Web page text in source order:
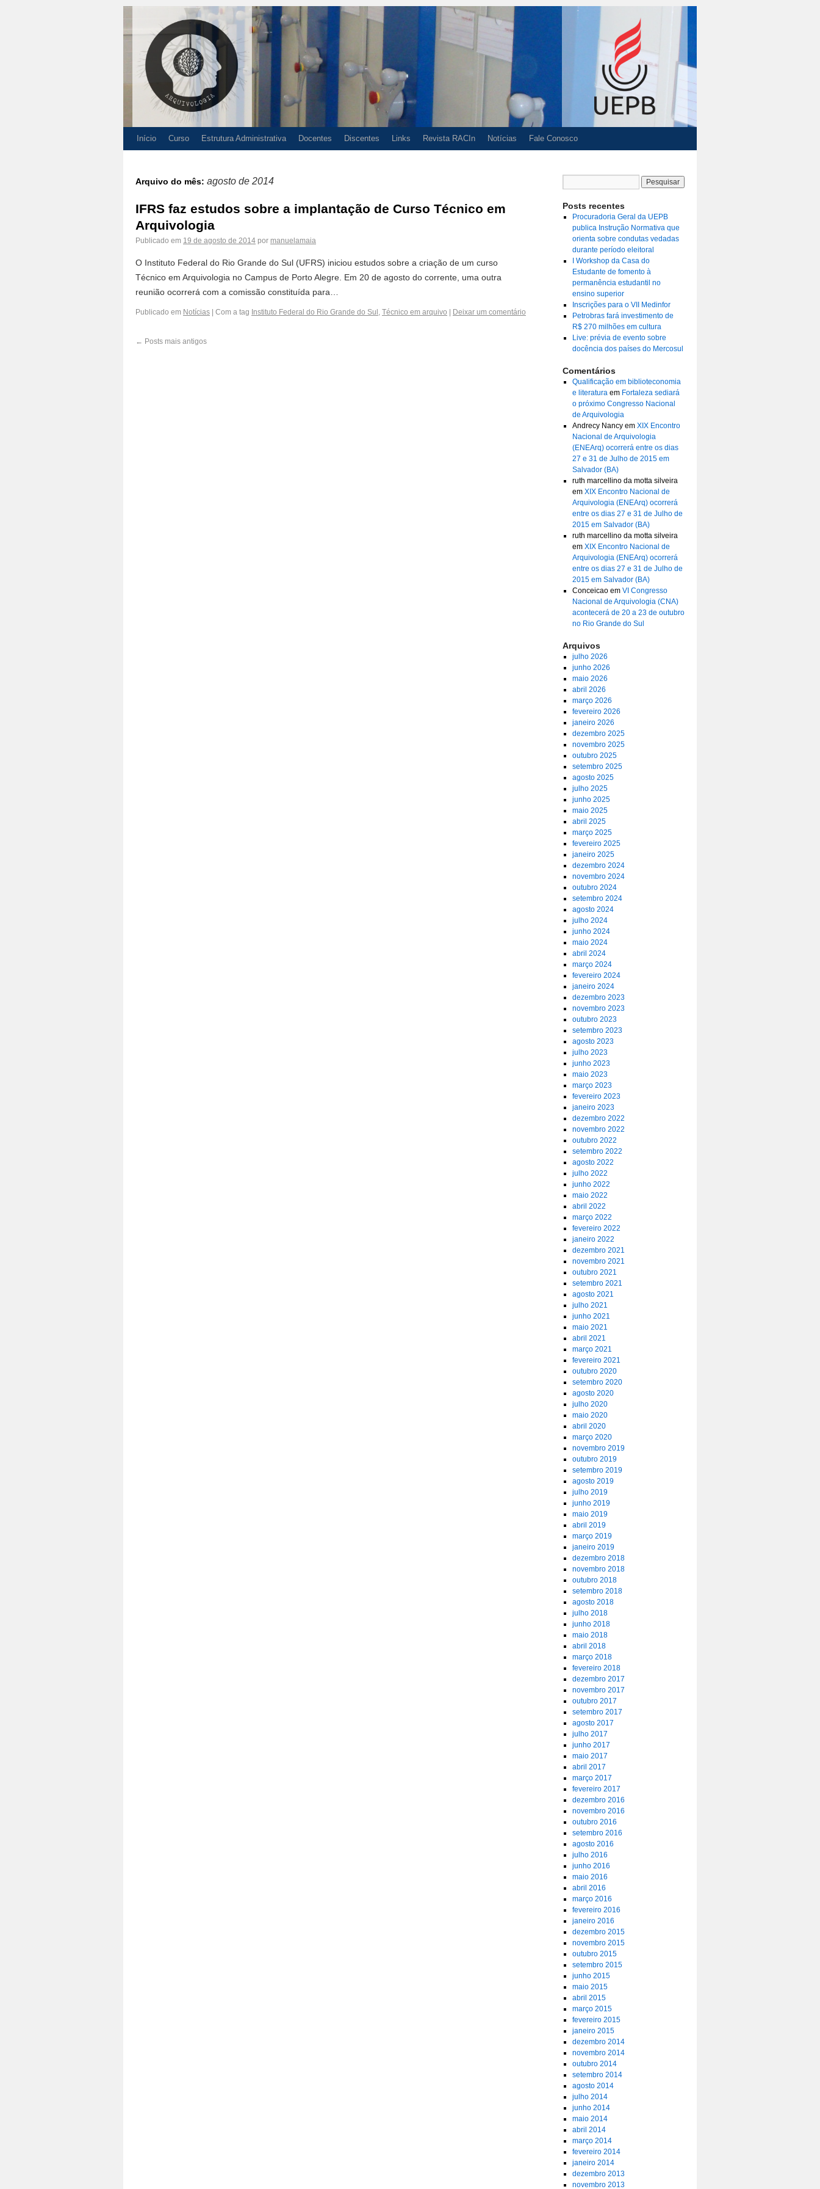
Início Curso Estrutura Administrativa Docentes Discentes Links Revista RACIn Notícias Fale Conosco
Arquivo do mês: agosto de 2014
IFRS faz estudos sobre a implantação de Curso Técnico em
Arquivologia
Publicado em 19 de agosto de 2014 por manuelamaia
O Instituto Federal do Rio Grande do Sul (UFRS) iniciou estudos sobre a criação de um curso
Técnico em Arquivologia no Campus de Porto Alegre. Em 20 de agosto do corrente, uma outra
reunião ocorrerá com a comissão constituída para…
Publicado em Notícias Com a tag Instituto Federal do Rio Grande do Sul , Técnico em arquivo Deixar um comentário
← Posts mais antigos
Posts recentes
Procuradoria Geral da UEPB
publica Instrução Normativa que
orienta sobre condutas vedadas
durante período eleitoral
I Workshop da Casa do
Estudante de fomento à
permanência estudantil no
ensino superior
Inscrições para o VII Medinfor
Petrobras fará investimento de
R$ 270 milhões em cultura
Live: prévia de evento sobre
docência dos países do Mercosul
Comentários
Qualificação em biblioteconomia
e literaturaem Fortaleza sediará
o próximo Congresso Nacional
de Arquivologia
Andrecy Nancyem XIX Encontro
Nacional de Arquivologia
(ENEArq) ocorrerá entre os dias
27 e 31 de Julho de 2015 em
Salvador (BA)
ruth marcellino da motta silveira
em XIX Encontro Nacional de
Arquivologia (ENEArq) ocorrerá
entre os dias 27 e 31 de Julho de
2015 em Salvador (BA)
ruth marcellino da motta silveira
em XIX Encontro Nacional de
Arquivologia (ENEArq) ocorrerá
entre os dias 27 e 31 de Julho de
2015 em Salvador (BA)
Conceicaoem VI Congresso
Nacional de Arquivologia (CNA)
acontecerá de 20 a 23 de outubro
no Rio Grande do Sul
Arquivos
julho 2026
junho 2026
maio 2026
abril 2026
março 2026
fevereiro 2026
janeiro 2026
dezembro 2025
novembro 2025
outubro 2025
setembro 2025
agosto 2025
julho 2025
junho 2025
maio 2025
abril 2025
março 2025
fevereiro 2025
janeiro 2025
dezembro 2024
novembro 2024
outubro 2024
setembro 2024
agosto 2024
julho 2024
junho 2024
maio 2024
abril 2024
março 2024
fevereiro 2024
janeiro 2024
dezembro 2023
novembro 2023
outubro 2023
setembro 2023
agosto 2023
julho 2023
junho 2023
maio 2023
março 2023
fevereiro 2023
janeiro 2023
dezembro 2022
novembro 2022
outubro 2022
setembro 2022
agosto 2022
julho 2022
junho 2022
maio 2022
abril 2022
março 2022
fevereiro 2022
janeiro 2022
dezembro 2021
novembro 2021
outubro 2021
setembro 2021
agosto 2021
julho 2021
junho 2021
maio 2021
abril 2021
março 2021
fevereiro 2021
outubro 2020
setembro 2020
agosto 2020
julho 2020
maio 2020
abril 2020
março 2020
novembro 2019
outubro 2019
setembro 2019
agosto 2019
julho 2019
junho 2019
maio 2019
abril 2019
março 2019
janeiro 2019
dezembro 2018
novembro 2018
outubro 2018
setembro 2018
agosto 2018
julho 2018
junho 2018
maio 2018
abril 2018
março 2018
fevereiro 2018
dezembro 2017
novembro 2017
outubro 2017
setembro 2017
agosto 2017
julho 2017
junho 2017
maio 2017
abril 2017
março 2017
fevereiro 2017
dezembro 2016
novembro 2016
outubro 2016
setembro 2016
agosto 2016
julho 2016
junho 2016
maio 2016
abril 2016
março 2016
fevereiro 2016
janeiro 2016
dezembro 2015
novembro 2015
outubro 2015
setembro 2015
junho 2015
maio 2015
abril 2015
março 2015
fevereiro 2015
janeiro 2015
dezembro 2014
novembro 2014
outubro 2014
setembro 2014
agosto 2014
julho 2014
junho 2014
maio 2014
abril 2014
março 2014
fevereiro 2014
janeiro 2014
dezembro 2013
novembro 2013